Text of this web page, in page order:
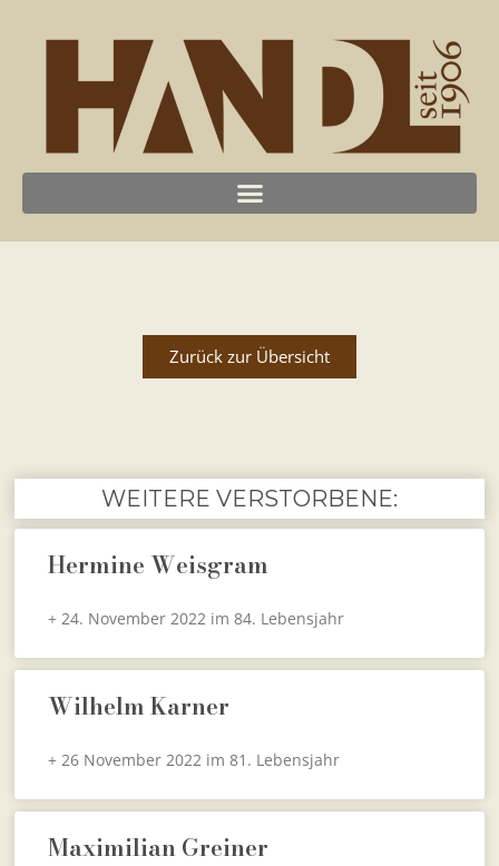
Zurück zur Übersicht
WEITERE VERSTORBENE:
Hermine Weisgram
+ 24. November 2022 im 84. Lebensjahr
Wilhelm Karner
+ 26 November 2022 im 81. Lebensjahr
Maximilian Greiner